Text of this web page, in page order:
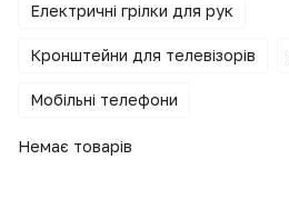
Електричні грілки для рук
Кронштейни для телевізорів
Мобільні телефони
Немає товарів